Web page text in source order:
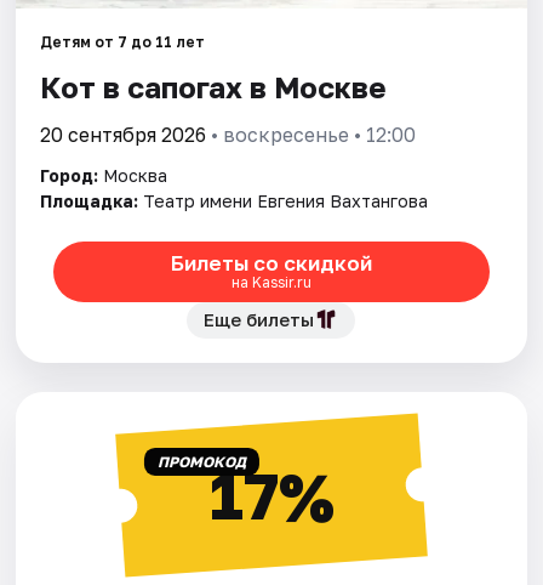
Детям от 7 до 11 лет
Кот в сапогах в Москве
20 сентября 2026 • воскресенье • 12:00
Город: Москва
Площадка: Театр имени Евгения Вахтангова
Билеты со скидкой
на Kassir.ru
Еще билеты
ПРОМОКОД17%